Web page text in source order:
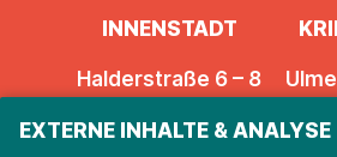
EXTERNE INHALTE & ANALYSE
INNENSTADT
Halderstraße 6 – 8